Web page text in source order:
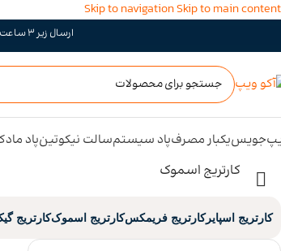
Skip to navigationSkip to main content
ارسال زیر 3 ساعت در تهران
جویسیکبار مصرفپاد سیستمسالت نیکوتینپاد ماد
کارتریج اسموک
کارتریج اسپایرکارتریج فریمکسکارتریج اسموککارتریج